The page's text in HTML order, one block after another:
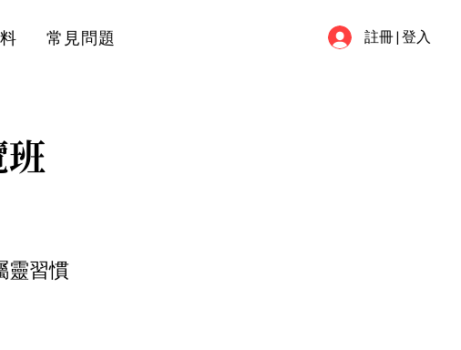
常見問題 註冊 | 登入
班
靈習慣